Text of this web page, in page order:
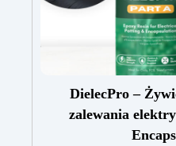
DielecPro –
zalewania